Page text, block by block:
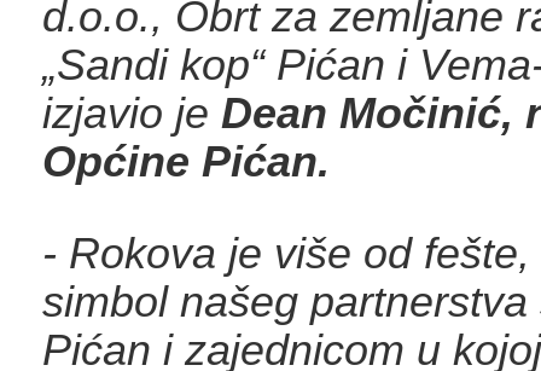
d.o.o., Obrt za zemljane
„Sandi kop“ Pićan i
izjavio je Dean Močinić,
Općine Pićan.
- Rokova je više od
simbol našeg
Pićan i zajednicom u